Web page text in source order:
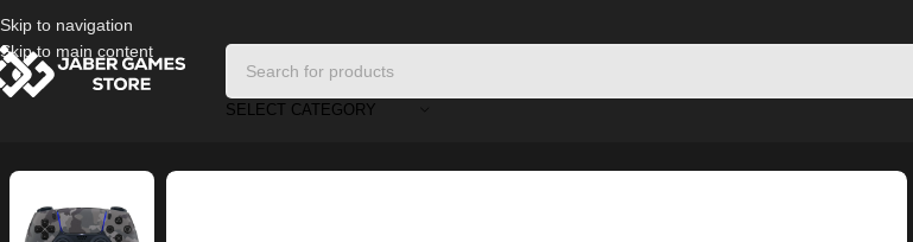
Skip to navigation
Skip to main content
SELECT CATEGORY
Playstation Games And Accessories/ Sony PS5 DualSense Wireless Controller – Gray Camouflage